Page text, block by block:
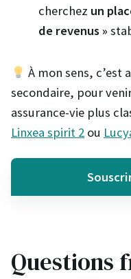
cherchez un
de revenus »
À mon sens, c’est
secondaire, pour
assurance-vie plus
Linxea spirit 2 ou
Questions